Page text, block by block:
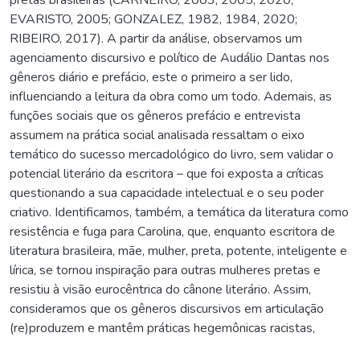
EVARISTO, 2005; GONZALEZ, 1982, 1984, 2020;
RIBEIRO, 2017). A partir da análise, observamos um
agenciamento discursivo e político de Audálio Dantas nos
gêneros diário e prefácio, este o primeiro a ser lido,
influenciando a leitura da obra como um todo. Ademais, as
funções sociais que os gêneros prefácio e entrevista
assumem na prática social analisada ressaltam o eixo
temático do sucesso mercadológico do livro, sem validar o
potencial literário da escritora – que foi exposta a críticas
questionando a sua capacidade intelectual e o seu poder
criativo. Identificamos, também, a temática da literatura como
resistência e fuga para Carolina, que, enquanto escritora de
literatura brasileira, mãe, mulher, preta, potente, inteligente e
lírica, se tornou inspiração para outras mulheres pretas e
resistiu à visão eurocêntrica do cânone literário. Assim,
consideramos que os gêneros discursivos em articulação
(re)produzem e mantêm práticas hegemônicas racistas,